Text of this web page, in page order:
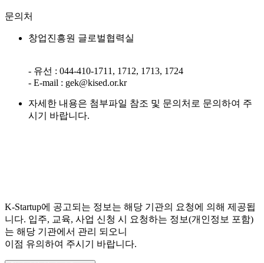
문의처
창업진흥원 글로벌협력실
- 유선 : 044-410-1711, 1712, 1713, 1724
- E-mail : gek@kised.or.kr
자세한 내용은 첨부파일 참조 및 문의처로 문의하여 주
시기 바랍니다.
K-Startup에 공고되는 정보는 해당 기관의 요청에 의해 제공됩
니다. 입주, 교육, 사업 신청 시 요청하는 정보(개인정보 포함)
는 해당 기관에서 관리 되오니
이점 유의하여 주시기 바랍니다.